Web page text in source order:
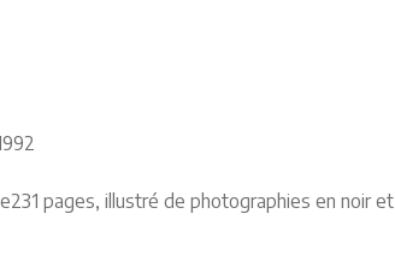
pages, illustré de photographies en noir et